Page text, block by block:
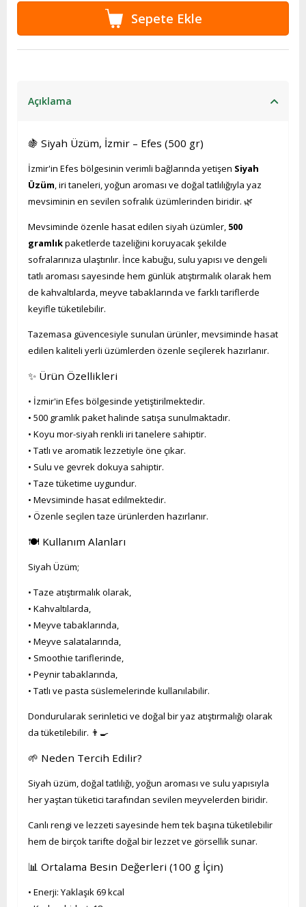
Açıklama
🍇 Siyah Üzüm, İzmir – Efes (500 gr)
İzmir'in Efes bölgesinin verimli bağlarında yetişen Siyah
Üzüm, iri taneleri, yoğun aroması ve doğal tatlılığıyla yaz
mevsiminin en sevilen sofralık üzümlerinden biridir. 🌿
Mevsiminde özenle hasat edilen siyah üzümler, 500
gramlıkpaketlerde tazeliğini koruyacak şekilde
sofralarınıza ulaştırılır. İnce kabuğu, sulu yapısı ve dengeli
tatlı aroması sayesinde hem günlük atıştırmalık olarak hem
de kahvaltılarda, meyve tabaklarında ve farklı tariflerde
keyifle tüketilebilir.
Tazemasa güvencesiyle sunulan ürünler, mevsiminde hasat
edilen kaliteli yerli üzümlerden özenle seçilerek hazırlanır.
✨ Ürün Özellikleri
• İzmir'in Efes bölgesinde yetiştirilmektedir.
• 500 gramlık paket halinde satışa sunulmaktadır.
• Koyu mor-siyah renkli iri tanelere sahiptir.
• Tatlı ve aromatik lezzetiyle öne çıkar.
• Sulu ve gevrek dokuya sahiptir.
• Taze tüketime uygundur.
• Mevsiminde hasat edilmektedir.
• Özenle seçilen taze ürünlerden hazırlanır.
🍽️ Kullanım Alanları
Siyah Üzüm;
• Taze atıştırmalık olarak,
• Kahvaltılarda,
• Meyve tabaklarında,
• Meyve salatalarında,
• Smoothie tariflerinde,
• Peynir tabaklarında,
• Tatlı ve pasta süslemelerinde kullanılabilir.
Dondurularak serinletici ve doğal bir yaz atıştırmalığı olarak
da tüketilebilir. 👨‍🍳
🌱 Neden Tercih Edilir?
Siyah üzüm, doğal tatlılığı, yoğun aroması ve sulu yapısıyla
her yaştan tüketici tarafından sevilen meyvelerden biridir.
Canlı rengi ve lezzeti sayesinde hem tek başına tüketilebilir
hem de birçok tarifte doğal bir lezzet ve görsellik sunar.
📊 Ortalama Besin Değerleri (100 g İçin)
• Enerji: Yaklaşık 69 kcal